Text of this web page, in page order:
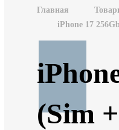
Главная
iPhone 17
(Sim